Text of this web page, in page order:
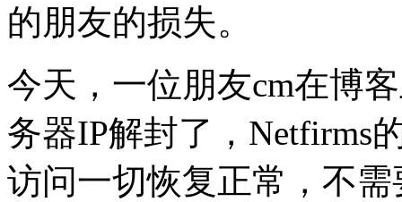
的朋友的损失。
今天，一位朋友cm在博
务器IP解封了，Netfirms
访问一切恢复正常，不